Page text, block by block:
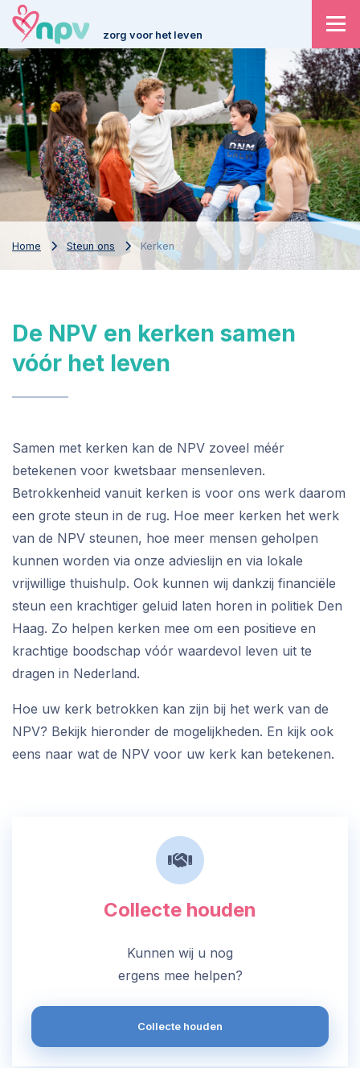
zorg voor het leven
Home Steun ons Kerken
De NPV en kerken samen
vóór het leven
Samen met kerken kan de NPV zoveel méér
betekenen voor kwetsbaar mensenleven.
Betrokkenheid vanuit kerken is voor ons werk daarom
een grote steun in de rug. Hoe meer kerken het werk
van de NPV steunen, hoe meer mensen geholpen
kunnen worden via onze advieslijn en via lokale
vrijwillige thuishulp. Ook kunnen wij dankzij financiële
steun een krachtiger geluid laten horen in politiek Den
Haag. Zo helpen kerken mee om een positieve en
krachtige boodschap vóór waardevol leven uit te
dragen in Nederland.
Hoe uw kerk betrokken kan zijn bij het werk van de
NPV? Bekijk hieronder de mogelijkheden. En kijk ook
eens naar wat de NPV voor uw kerk kan betekenen.
Collecte houden
Kunnen wij u nog
ergens mee helpen?
Collecte houden